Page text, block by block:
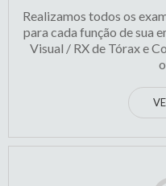
Realizamos todos os
para cada função de sua
Visual / RX de Tórax e